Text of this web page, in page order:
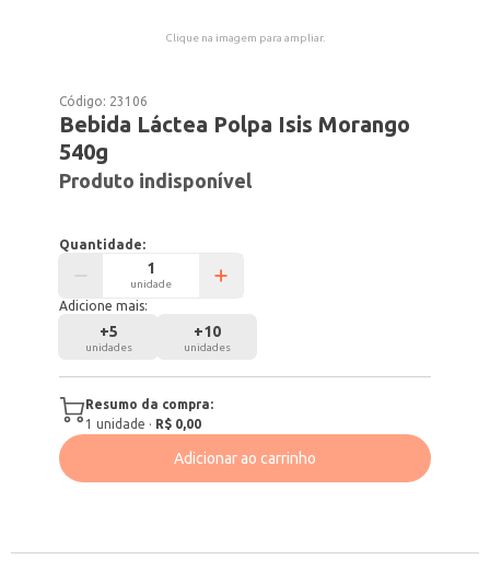
Clique na imagem para ampliar.
Código: 23106
Bebida Láctea Polpa Isis Morango
540g
Produto indisponível
Quantidade:
unidade
Adicione mais:
+5
unidades
+10
unidades
Resumo da compra:
1 unidade · R$ 0,00
Adicionar ao carrinho